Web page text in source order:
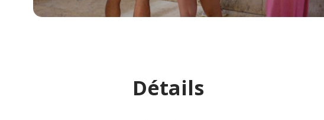
Détails